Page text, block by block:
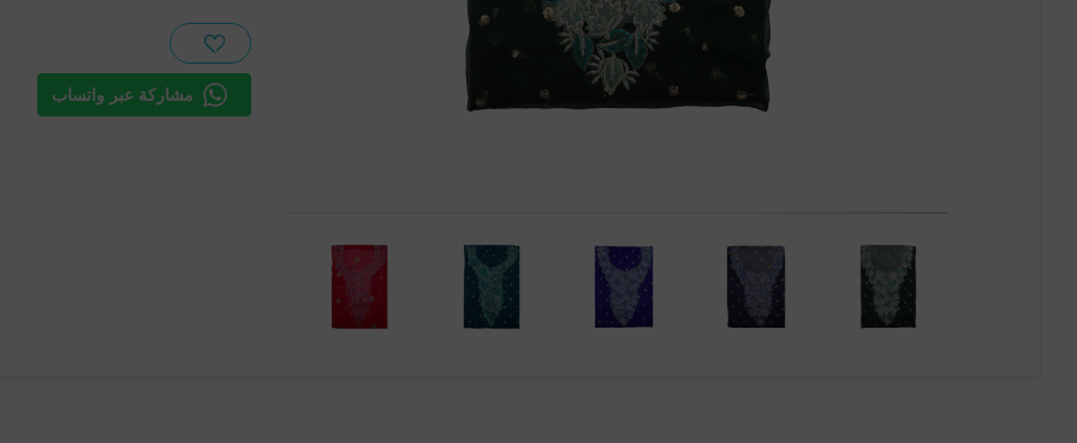
مشاركة عبر واتساب